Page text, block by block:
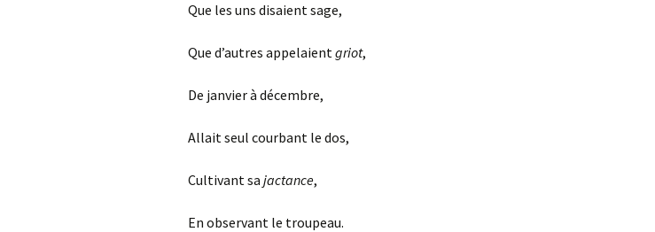
Que les uns disaient sage,
Que d’autres appelaientgriot,
De janvier à décembre,
Allait seul courbant le dos,
Cultivant sa jactance,
En observant le troupeau.